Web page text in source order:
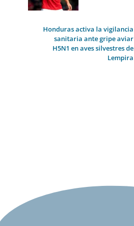
Honduras activa la vigilancia
sanitaria ante gripe aviar
H5N1 en aves silvestres de
Lempira